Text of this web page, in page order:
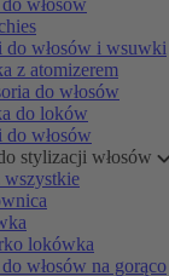
włosów
do włosów i wsuwki
z atomizerem
do włosów
do loków
do włosów
stylizacji włosów
wszystkie
lokówka
włosów na gorąco